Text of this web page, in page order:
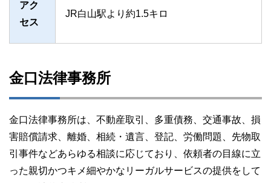
アク
セス
JR白山駅より約1.5キロ
金口法律事務所
金口法律事務所は、不動産取引、多重債務、交通事故、損
害賠償請求、離婚、相続・遺言、登記、労働問題、先物取
引事件などあらゆる相談に応じており、依頼者の目線に立
った親切かつキメ細やかなリーガルサービスの提供をして